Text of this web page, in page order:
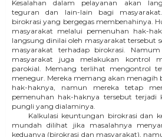
Kesalahan dalam pelayanan akan
teguran dan lain-lain bagi
birokrasi yang bergegas membenahinya.
masyarakat melalui pemenuhan hak-
langsung dinilai oleh masyarakat tersebut
masyarakat terhadap birokrasi.
masyarakat juga melakukan kontrol
parokial. Memang terlihat mengontrol
menegur. Mereka memang akan
hak-haknya, namun mereka tetap
pemenuhan hak-haknya tersebut terjadi
pungli yang dialaminya.
Kalkulasi keuntungan birokrasi dan
mundah dilihat jika masalahnya
keduanya (birokrasi dan masyarakat),